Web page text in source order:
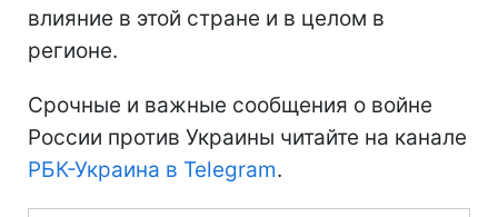
влияние в этой стране и в целом в
регионе.
Срочные и важные сообщения о войне
России против Украины читайте на канале
РБК-Украина в Telegram.